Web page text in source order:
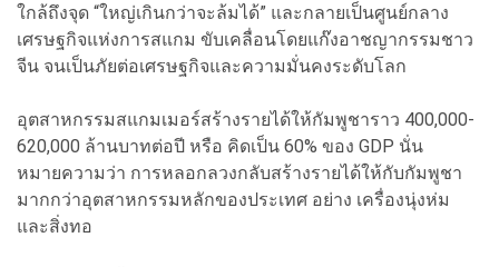
ใกล้ถึงจุด “ใหญ่เกินกว่าจะล้มได้” และกลายเป็นศูนย์กลาง
เศรษฐกิจแห่งการสแกม ขับเคลื่อนโดยแก๊งอาชญากรรมชาว
จีน จนเป็นภัยต่อเศรษฐกิจและความมั่นคงระดับโลก
อุตสาหกรรมสแกมเมอร์สร้างรายได้ให้กัมพูชาราว 400,000-
620,000 ล้านบาทต่อปี หรือ คิดเป็น 60% ของ GDP นั่น
หมายความว่า การหลอกลวงกลับสร้างรายได้ให้กับกัมพูชา
มากกว่าอุตสาหกรรมหลักของประเทศ อย่าง เครื่องนุ่งห่ม
และสิ่งทอ